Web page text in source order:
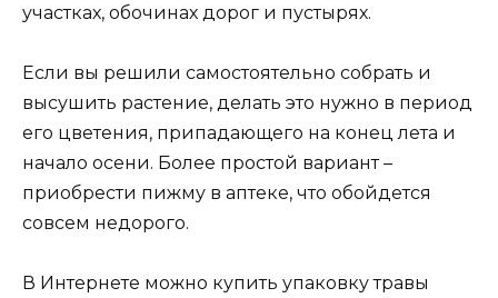
участках, обочинах дорог и пустырях.
Если вы решили самостоятельно собрать и
высушить растение, делать это нужно в период
его цветения, припадающего на конец лета и
начало осени. Более простой вариант –
приобрести пижму в аптеке, что обойдется
совсем недорого.
В Интернете можно купить упаковку травы